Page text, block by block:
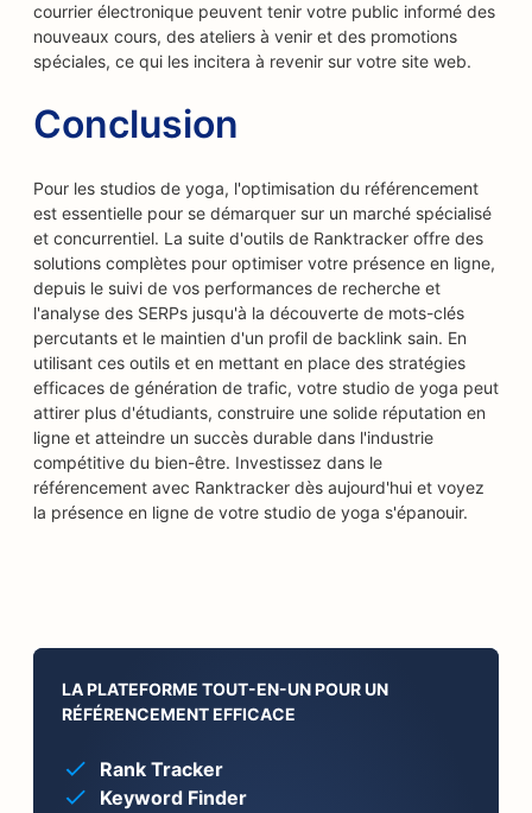
courrier électronique peuvent tenir votre public informé des
nouveaux cours, des ateliers à venir et des promotions
spéciales, ce qui les incitera à revenir sur votre site web.
Conclusion
Pour les studios de yoga, l'optimisation du référencement
est essentielle pour se démarquer sur un marché spécialisé
et concurrentiel. La suite d'outils de Ranktracker offre des
solutions complètes pour optimiser votre présence en ligne,
depuis le suivi de vos performances de recherche et
l'analyse des SERPs jusqu'à la découverte de mots-clés
percutants et le maintien d'un profil de backlink sain. En
utilisant ces outils et en mettant en place des stratégies
efficaces de génération de trafic, votre studio de yoga peut
attirer plus d'étudiants, construire une solide réputation en
ligne et atteindre un succès durable dans l'industrie
compétitive du bien-être. Investissez dans le
référencement avec Ranktracker dès aujourd'hui et voyez
la présence en ligne de votre studio de yoga s'épanouir.
LA PLATEFORME TOUT-EN-UN POUR UN
RÉFÉRENCEMENT EFFICACE
Rank Tracker
Keyword Finder